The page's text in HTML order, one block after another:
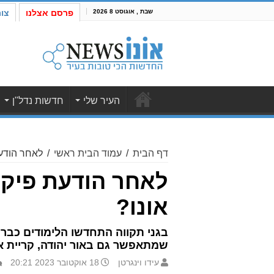
שבת , אוגוסט 8 2026 פרסם אצלנו
העיר שלי חדשות נדל"ן
דף הבית / עמוד הבית ראשי / לאחר
לאחר הודעת
אונו?
בגני תקווה התחדשו הלימודים כבר
שמתאפשר גם באור יהודה, קריית
עידו וינגרטן 18 אוקטובר 2023 20:21